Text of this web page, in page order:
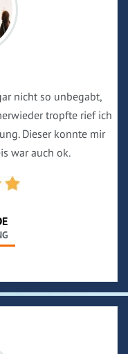
nicht so unbegabt,
tropfte rief ich
Dieser konnte mir
war auch ok.